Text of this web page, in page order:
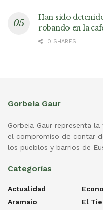
Han sido
robando en la
0 SHARES
Gorbeia Gaur
Gorbeia Gaur representa
el compromiso de contar
los pueblos y barrios de
Categorías
Actualidad
Aramaio
El